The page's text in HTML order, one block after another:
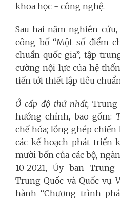
khoa học - công nghệ.
Sau hai năm nghiên
công bố “Một số điểm
chuẩn quốc gia”, tập
cường nội lực của hệ
tiến tới thiết lập tiêu
Ở cấp độ thứ nhất, Trung
hướng chính, bao gồm:
chế hóa; lồng ghép
các kế hoạch phát
mười bốn của các bộ,
10-2021, Ủy ban
Trung Quốc và Quốc vụ
hành “Chương trình